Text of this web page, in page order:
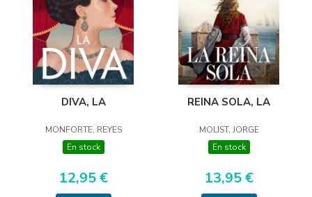
DIVA, LA
MONFORTE, REYES
En stock
12,95 €
REINA SOLA, LA
MOLIST, JORGE
En stock
13,95 €